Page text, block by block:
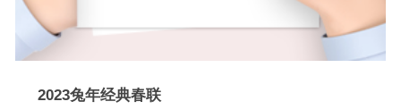
2023兔年经典春联